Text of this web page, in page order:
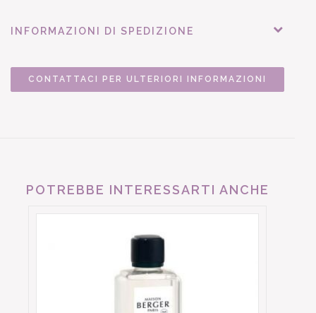
INFORMAZIONI DI SPEDIZIONE
CONTATTACI PER ULTERIORI INFORMAZIONI
POTREBBE INTERESSARTI ANCHE